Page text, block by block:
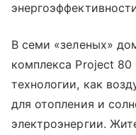
В семи «зеленых»
комплекса Project 80
технологии, как
для отопления и
электроэнергии.